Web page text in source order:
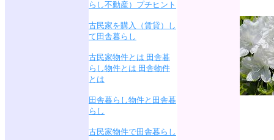
らし不動産）プチヒント
古民家を購入（賃貸）し
て田舎暮らし
古民家物件とは 田舎暮
らし物件とは 田舎物件
とは
田舎暮らし物件と田舎暮
らし
古民家物件で田舎暮らし